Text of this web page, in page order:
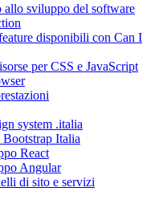
allo sviluppo del software
disponibili con Can I
per CSS e JavaScript
system .italia
Italia
React
Angular
di sito e servizi